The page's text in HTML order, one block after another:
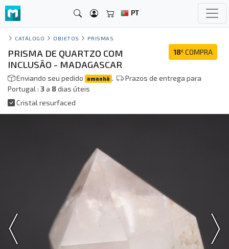
PT
CATÁLOGO OBJETOS PRISMAS
18€ COMPRA
PRISMA DE QUARTZO COM
INCLUSÃO - MADAGASCAR
Enviando seu pedido amanhã .
Prazos de entrega para
Portugal : 3a 8dias úteis
Cristal resurfaced